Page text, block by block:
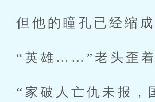
但他的瞳孔已经缩成
“英雄……”老头歪着
“家破人亡仇未报，